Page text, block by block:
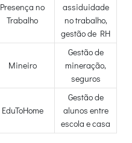
Presença no
Trabalho
assiduidade
no trabalho,
gestão de RH
Mineiro
Gestão de
mineração,
seguros
EduToHome
Gestão de
alunos entre
escola e casa